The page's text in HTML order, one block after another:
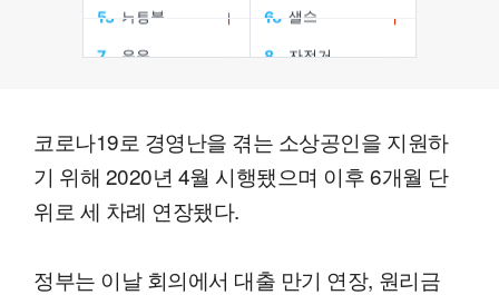
코로나19로 경영난을 겪는 소상공인을 지원하
기 위해 2020년 4월 시행됐으며 이후 6개월 단
위로 세 차례 연장됐다.
정부는 이날 회의에서 대출 만기 연장, 원리금